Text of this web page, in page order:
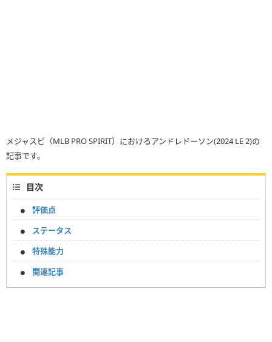
メジャスピ（MLB PRO SPIRIT）におけるアンドレドーソン(2024 LE 2)の
記事です。
目次
評価点
ステータス
特殊能力
関連記事